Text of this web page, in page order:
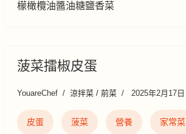
檬橄欖油醬油糖鹽香菜
菠菜擂椒皮蛋
YouareChef 涼拌菜 / 前菜 2025年2月17日
皮蛋 菠菜 營養 家常菜